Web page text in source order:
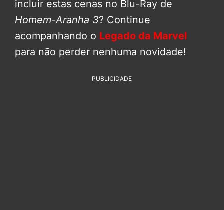
incluir estas cenas no Blu-Ray de
Homem-Aranha 3? Continue
acompanhando o Legado da Marvel
para não perder nenhuma novidade!
PUBLICIDADE